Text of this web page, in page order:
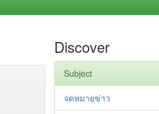
Discover
Subject
จดหมายข่าว